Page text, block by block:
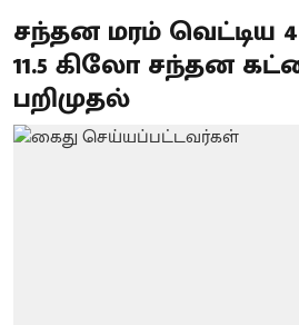
சந்தன மரம் வெட்டிய
11.5 கிலோ சந்தன
பறிமுதல்